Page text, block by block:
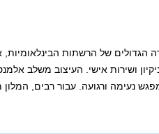
הגדולים של הרשתות
ושירות אישי. העיצוב משלב
נעימה ורגועה. עבור רבים,